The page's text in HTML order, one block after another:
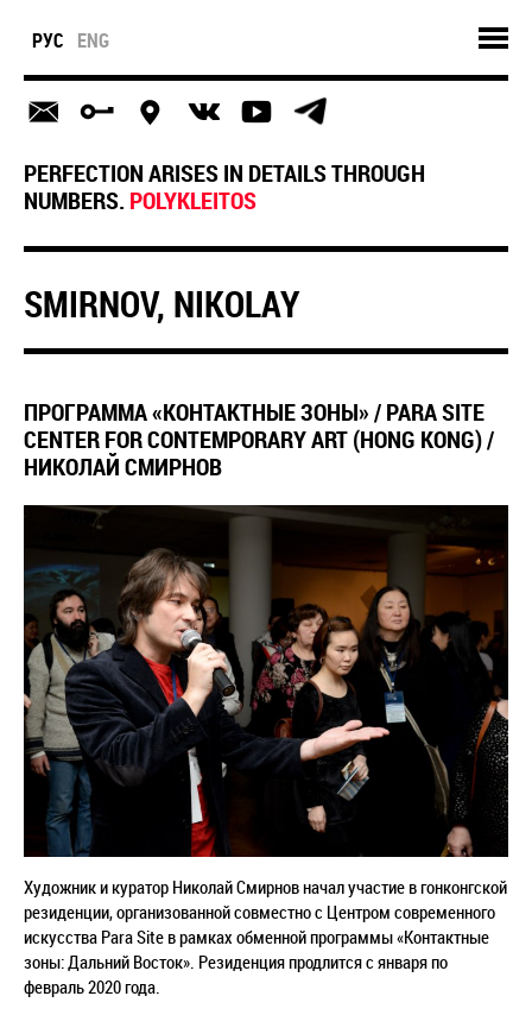
РУС ENG
PERFECTION ARISES IN DETAILS THROUGH
NUMBERS. POLYKLEITOS
SMIRNOV, NIKOLAY
ПРОГРАММА «КОНТАКТНЫЕ ЗОНЫ» / PARA SITE
CENTER FOR CONTEMPORARY ART (HONG KONG) /
НИКОЛАЙ СМИРНОВ
Художник и куратор Николай Смирнов начал участие в гонконгской
резиденции, организованной совместно с Центром современного
искусства Para Site в рамках обменной программы «Контактные
зоны: Дальний Восток». Резиденция продлится с января по
февраль 2020 года.